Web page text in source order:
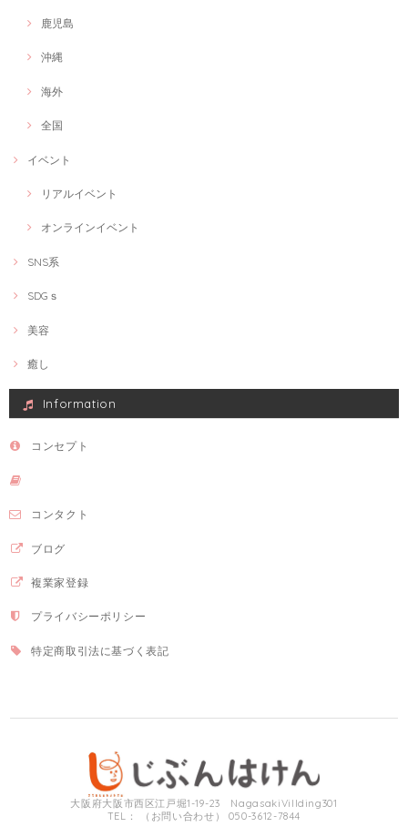
鹿児島
沖縄
海外
全国
イベント
リアルイベント
オンラインイベント
SNS系
SDGｓ
美容
癒し
Information
コンセプト
コンタクト
ブログ
複業家登録
プライバシーポリシー
特定商取引法に基づく表記
大阪府大阪市西区江戸堀1-19-23 NagasakiVillding301
TEL： （お問い合わせ） 050-3612-7844